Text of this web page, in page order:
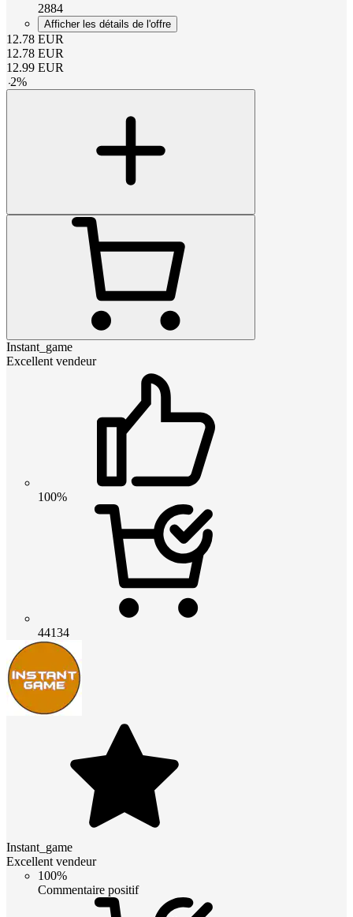
2884
Afficher les détails de l'offre
12.78 EUR
12.78 EUR
12.99 EUR
-2%
Instant_game
Excellent vendeur
100%
44134
Instant_game
Excellent vendeur
100%
Commentaire positif